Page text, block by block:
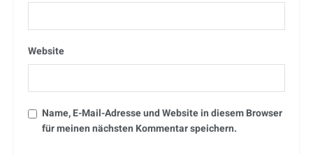
Website
Name, E-Mail-Adresse und Website in diesem Browser
für meinen nächsten Kommentar speichern.